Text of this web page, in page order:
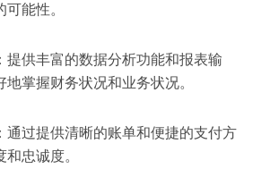
能性。
供丰富的数据分析功能和报表输
掌握财务状况和业务状况。
过提供清晰的账单和便捷的支付方
忠诚度。